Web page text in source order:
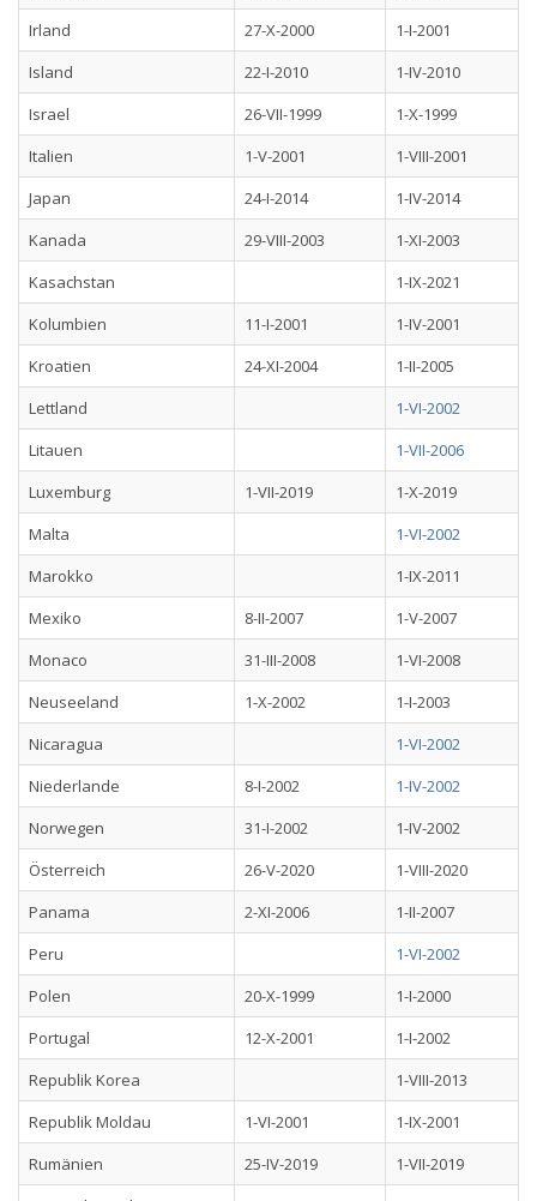
Irland
27-X-2000
1-I-2001
Island
22-I-2010
1-IV-2010
Israel
26-VII-1999
1-X-1999
Italien
1-V-2001
1-VIII-2001
Japan
24-I-2014
1-IV-2014
Kanada
29-VIII-2003
1-XI-2003
Kasachstan
1-IX-2021
Kolumbien
11-I-2001
1-IV-2001
Kroatien
24-XI-2004
1-II-2005
Lettland
1-VI-2002
Litauen
1-VII-2006
Luxemburg
1-VII-2019
1-X-2019
Malta
1-VI-2002
Marokko
1-IX-2011
Mexiko
8-II-2007
1-V-2007
Monaco
31-III-2008
1-VI-2008
Neuseeland
1-X-2002
1-I-2003
Nicaragua
1-VI-2002
Niederlande
8-I-2002
1-IV-2002
Norwegen
31-I-2002
1-IV-2002
Österreich
26-V-2020
1-VIII-2020
Panama
2-XI-2006
1-II-2007
Peru
1-VI-2002
Polen
20-X-1999
1-I-2000
Portugal
12-X-2001
1-I-2002
Republik Korea
1-VIII-2013
Republik Moldau
1-VI-2001
1-IX-2001
Rumänien
25-IV-2019
1-VII-2019